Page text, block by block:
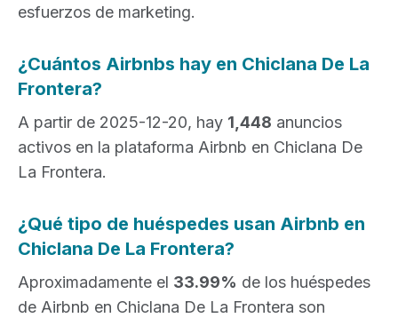
esfuerzos de marketing.
¿Cuántos Airbnbs hay en Chiclana De La
Frontera?
A partir de 2025-12-20, hay 1,448 anuncios
activos en la plataforma Airbnb en Chiclana De
La Frontera.
¿Qué tipo de huéspedes usan Airbnb en
Chiclana De La Frontera?
Aproximadamente el 33.99% de los huéspedes
de Airbnb en Chiclana De La Frontera son